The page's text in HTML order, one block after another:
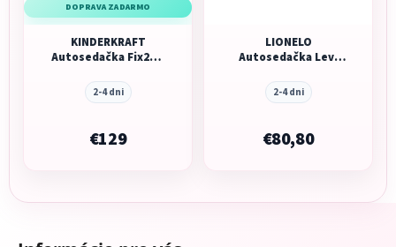
DOPRAVA ZADARMO
KINDERKRAFT
Autosedačka Fix2Go
2-4 dni
€129
LIONELO
Autosedačka Levi
cm)
2-4 dni
€80,80